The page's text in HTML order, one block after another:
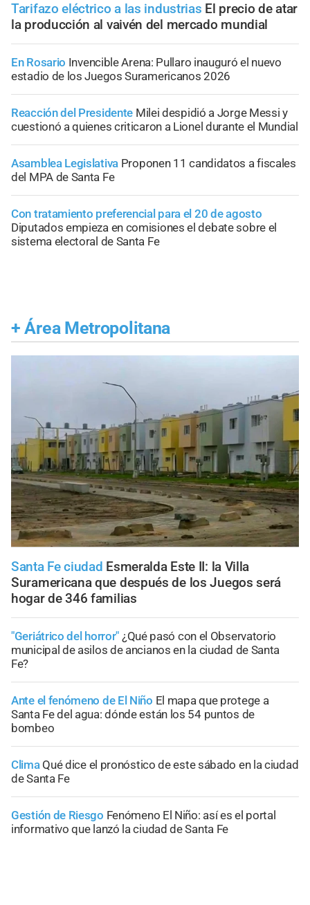
Tarifazo eléctrico a las industrias El precio de atar
la producción al vaivén del mercado mundial
En Rosario Invencible Arena: Pullaro inauguró el nuevo
estadio de los Juegos Suramericanos 2026
Reacción del Presidente Milei despidió a Jorge Messi y
cuestionó a quienes criticaron a Lionel durante el Mundial
Asamblea Legislativa Proponen 11 candidatos a fiscales
del MPA de Santa Fe
Con tratamiento preferencial para el 20 de agosto
Diputados empieza en comisiones el debate sobre el
sistema electoral de Santa Fe
+ Área Metropolitana
Santa Fe ciudad Esmeralda Este II: la Villa
Suramericana que después de los Juegos será
hogar de 346 familias
"Geriátrico del horror" ¿Qué pasó con el Observatorio
municipal de asilos de ancianos en la ciudad de Santa
Fe?
Ante el fenómeno de El Niño El mapa que protege a
Santa Fe del agua: dónde están los 54 puntos de
bombeo
Clima Qué dice el pronóstico de este sábado en la ciudad
de Santa Fe
Gestión de Riesgo Fenómeno El Niño: así es el portal
informativo que lanzó la ciudad de Santa Fe